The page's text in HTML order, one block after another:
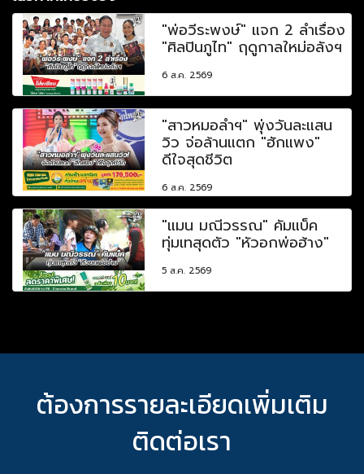
"พ่อวีระพงษ์" แจก 2 ลำเรื่อง
"ศิลปินภูไท" ฤดูกาลใหม่อลังฯ
6 ส.ค. 2569
"สาวหมอลำฯ" พุ่งวันละแสน
วิว จ่อล้านแตก "ฮักแพง"
ดีใจสุดชีวิต
6 ส.ค. 2569
"แมน มณีวรรณ" คัมแบ็ค
ทุ่มเทสุดตัว "หัวอกพ่อฮ้าง"
5 ส.ค. 2569
ต้องการรายละเอียดเพิ่มเติม
ติดต่อเรา